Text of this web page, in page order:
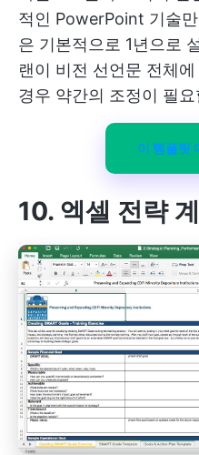
적인 PowerPoint 기술
은 기본적으로 1년으로
랜이 비전 선언문 전체
경우 약간의 조정이 필
이 템플릿
10. 엑셀 전략